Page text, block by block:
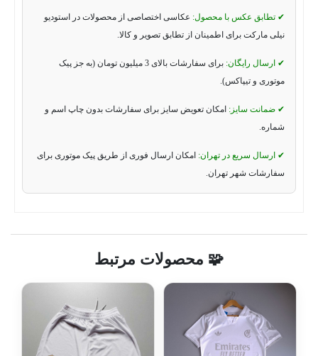
✔ تطابق عکس با محصول: عکاسی اختصاصی از محصولات در استودیو
نیلی مارکت برای اطمینان از تطابق تصویر و کالا.
✔ ارسال رایگان:
برای سفارشات بالای 3 میلیون تومان (به جز پیک
موتوری و تیپاکس).
✔ ضمانت سایز: امکان تعویض سایز برای سفارشات بدون چاپ اسم و
شماره.
✔ ارسال سریع در تهران: امکان ارسال فوری از طریق پیک موتوری برای
سفارشات شهر تهران.
🧩 محصولات مرتبط